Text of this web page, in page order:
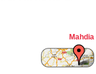
Mahdia